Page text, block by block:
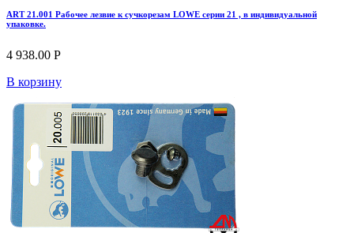
ART 21.001 Рабочее лезвие к сучкорезам LOWE серии 21 , в индивидуальной
упаковке.
4 938.00 Р
В корзину